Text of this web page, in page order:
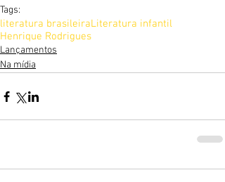
Tags:
literatura brasileiraLiteratura infantil
Henrique Rodrigues
Lançamentos
Na mídia